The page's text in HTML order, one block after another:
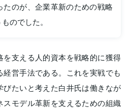
たのが、企業革新のための戦略
のでした。
を支える人的資本を戦略的に獲得
経営手法である。これを実戦でも
たいと考えた白井氏は働きなが
スモデル革新を支えるための組織